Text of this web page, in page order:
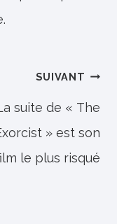
SUIVANT
suite de « The
» est son
le plus risqué